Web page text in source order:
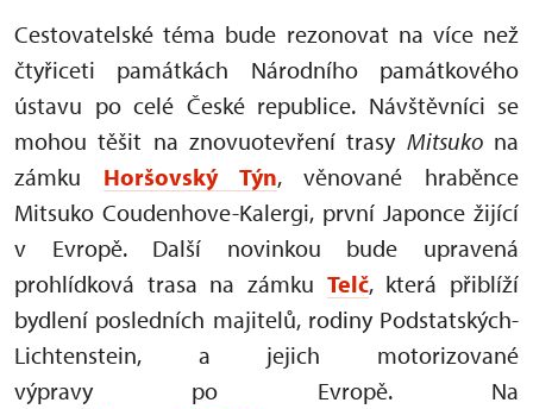
Cestovatelské téma bude rezonovat na více než
čtyřiceti památkách Národního památkového
ústavu po celé České republice. Návštěvníci se
mohou těšit na znovuotevření trasy Mitsukona
zámku Horšovský Týn, věnované hraběnce
Mitsuko Coudenhove-Kalergi, první Japonce žijící
v Evropě. Další novinkou bude upravená
prohlídková trasa na zámku Telč, která přiblíží
bydlení posledních majitelů, rodiny Podstatských-
Lichtenstein, a jejich motorizované
výpravy po Evropě. Na